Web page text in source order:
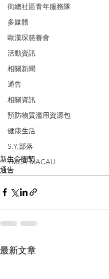
街總社區青年服務隊
多媒體
歐漢琛慈善會
活動資訊
相關新聞
通告
相關資訊
預防物質濫用資源包
健康生活
S.Y.部落
YMCA MACAU
新生命團契
通告
最新文章